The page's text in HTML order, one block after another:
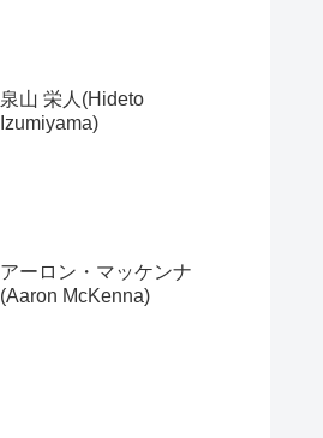
泉山 栄人(Hideto
Izumiyama)
アーロン・マッケンナ
(Aaron McKenna)